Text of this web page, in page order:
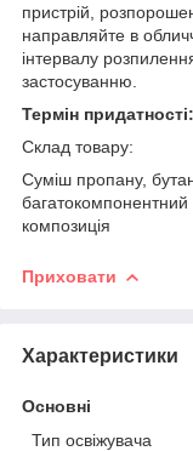
пристрій,
направляйте в
інтервалу
застосуванню.
Термін придатності:
Склад товару:
Суміш пропану,
композиція
Приховати
Характеристики
Основні
Тип освіжувача